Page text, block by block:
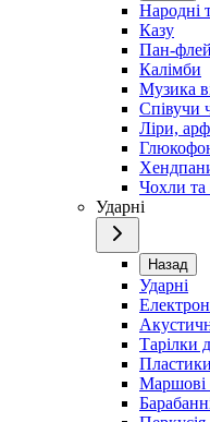
Народні
Казу
Пан-
Калімби
Музика
Співучи
Ліри,
Чохли та
Ударні
Назад
Ударні
Тарілки
Пластики
Маршові